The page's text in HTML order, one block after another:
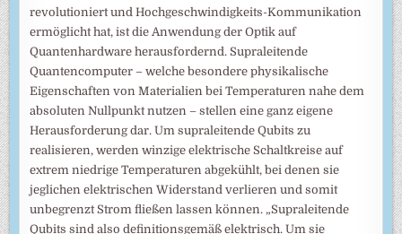
revolutioniert und Hochgeschwindigkeits-Kommunikation
ermöglicht hat, ist die Anwendung der Optik auf
Quantenhardware herausfordernd. Supraleitende
Quantencomputer – welche besondere physikalische
Eigenschaften von Materialien bei Temperaturen nahe dem
absoluten Nullpunkt nutzen – stellen eine ganz eigene
Herausforderung dar. Um supraleitende Qubits zu
realisieren, werden winzige elektrische Schaltkreise auf
extrem niedrige Temperaturen abgekühlt, bei denen sie
jeglichen elektrischen Widerstand verlieren und somit
unbegrenzt Strom fließen lassen können. „Supraleitende
Qubits sind also definitionsgemäß elektrisch. Um sie